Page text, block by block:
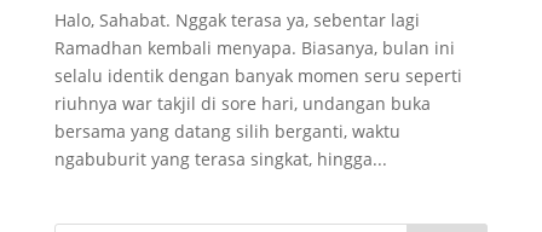
Halo, Sahabat. Nggak terasa ya, sebentar lagi
Ramadhan kembali menyapa. Biasanya, bulan ini
selalu identik dengan banyak momen seru seperti
riuhnya war takjil di sore hari, undangan buka
bersama yang datang silih berganti, waktu
ngabuburit yang terasa singkat, hingga...